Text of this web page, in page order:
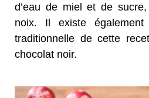
d’eau de miel et de
noix. Il existe
traditionnelle de cette
chocolat noir.